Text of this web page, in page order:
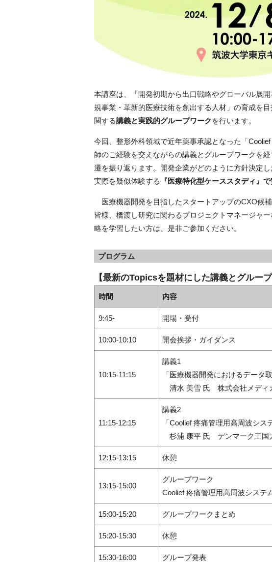
本講座は、「開発初期から出口戦略やグローバル展
規事業・革新的医療技術を創出する人材」の育成を
関する講義と実践的グループワーク を行います。
今回、整形外科領域で近年薬事承認となった「Coolief
師のご経験を交えながらの講義とグループワークを
遷を振り返ります。開発企業がどのように方針決定
実際を疑似体験する
『医療特化型ケーススタディ』
医療機器開発を目指したスタートアップのCXO候
皆様、橋渡し研究に関わるプロジェクトマネージャ
略を学習したい方は、是非ご参加ください。
プログラム
【最新のTopicsを題材にした講義とグルー
時間 内容
9:45- 開場・受付
10:00-10:10 開会挨拶・ガイダンス
10:15-11:15
講義1
「医療機器開発におけるデータ
清水 美雪 氏 株式会社メディ
11:15-12:15
講義2
「Coolief 疼痛管理用高周波シス
杉浦 康平 氏 デンマーク王
12:15-13:15 休憩
13:15-15:00
グループワーク
Coolief 疼痛管理用高周波システ
15:00-15:20 グループワークまとめ
15:20-15:30 休憩
15:30-16:00 グループ発表